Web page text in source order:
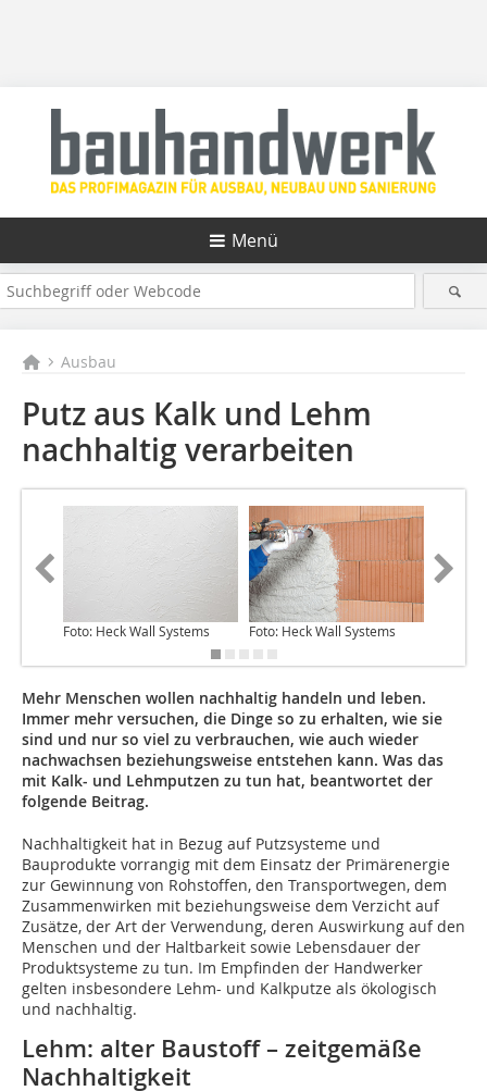
Menü
Ausbau
Putz aus Kalk und Lehm
nachhaltig verarbeiten
Foto: Heck Wall Systems Foto: Heck Wall Systems
Mehr Menschen wollen nachhaltig handeln und leben.
Immer mehr versuchen, die Dinge so zu erhalten, wie sie
sind und nur so viel zu verbrauchen, wie auch wieder
nachwachsen beziehungsweise entstehen kann. Was das
mit Kalk- und Lehmputzen zu tun hat, beantwortet der
folgende Beitrag.
Nachhaltigkeit hat in Bezug auf Putzsysteme und
Bauprodukte vorrangig mit dem Einsatz der Primärenergie
zur Gewinnung von Rohstoffen, den Transport­wegen, dem
Zusammenwirken mit beziehungsweise dem Verzicht auf
Zusätze, der Art der Verwendung, deren Auswirkung auf den
Menschen und der Haltbarkeit sowie Lebensdauer der
Produktsysteme zu tun. Im Empfinden der Handwerker
gelten insbesondere Lehm- und Kalkputze als ökologisch
und nachhaltig.
Lehm: alter Baustoff – zeitgemäße
Nachhaltigkeit